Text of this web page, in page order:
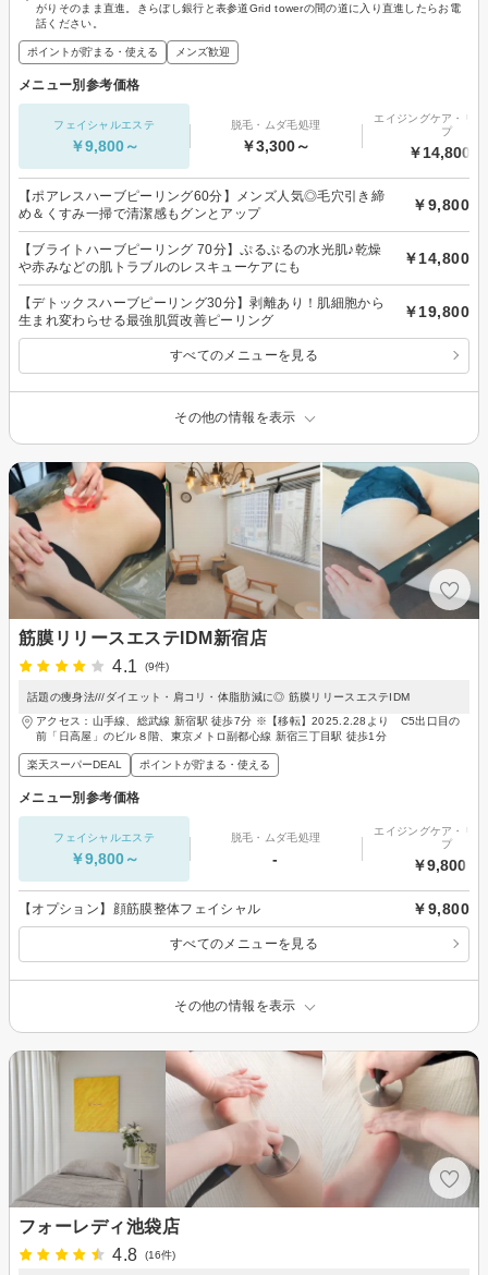
がりそのまま直進。きらぼし銀行と表参道Grid towerの間の道に入り直進したらお電
話ください。
ポイントが貯まる・使える メンズ歓迎
メニュー別参考価格
フェイシャルエステ
￥9,800～
脱毛・ムダ毛処理
￥3,300～
エイジングケア・リ
プ
￥14,800～
【ポアレスハーブピーリング60分】メンズ人気◎毛穴引き締
め＆くすみ一掃で清潔感もグンとアップ
￥9,800
【ブライトハーブピーリング 70分】ぷるぷるの水光肌♪乾燥
や赤みなどの肌トラブルのレスキューケアにも
￥14,800
【デトックスハーブピーリング30分】剥離あり！肌細胞から
生まれ変わらせる最強肌質改善ピーリング
￥19,800
すべてのメニューを見る
その他の情報を表示
筋膜リリースエステIDM新宿店
4.1
(9件)
話題の痩身法///ダイエット・肩コリ・体脂肪減に◎ 筋膜リリースエステIDM
アクセス：山手線、総武線 新宿駅 徒歩7分 ※【移転】2025.2.28より C5出口目の
前「日高屋」のビル８階、東京メトロ副都心線 新宿三丁目駅 徒歩1分
楽天スーパーDEAL ポイントが貯まる・使える
メニュー別参考価格
フェイシャルエステ
￥9,800～
脱毛・ムダ毛処理
-
エイジングケア・リ
プ
￥9,800～
【オプション】顔筋膜整体フェイシャル ￥9,800
すべてのメニューを見る
その他の情報を表示
フォーレディ池袋店
4.8
(16件)